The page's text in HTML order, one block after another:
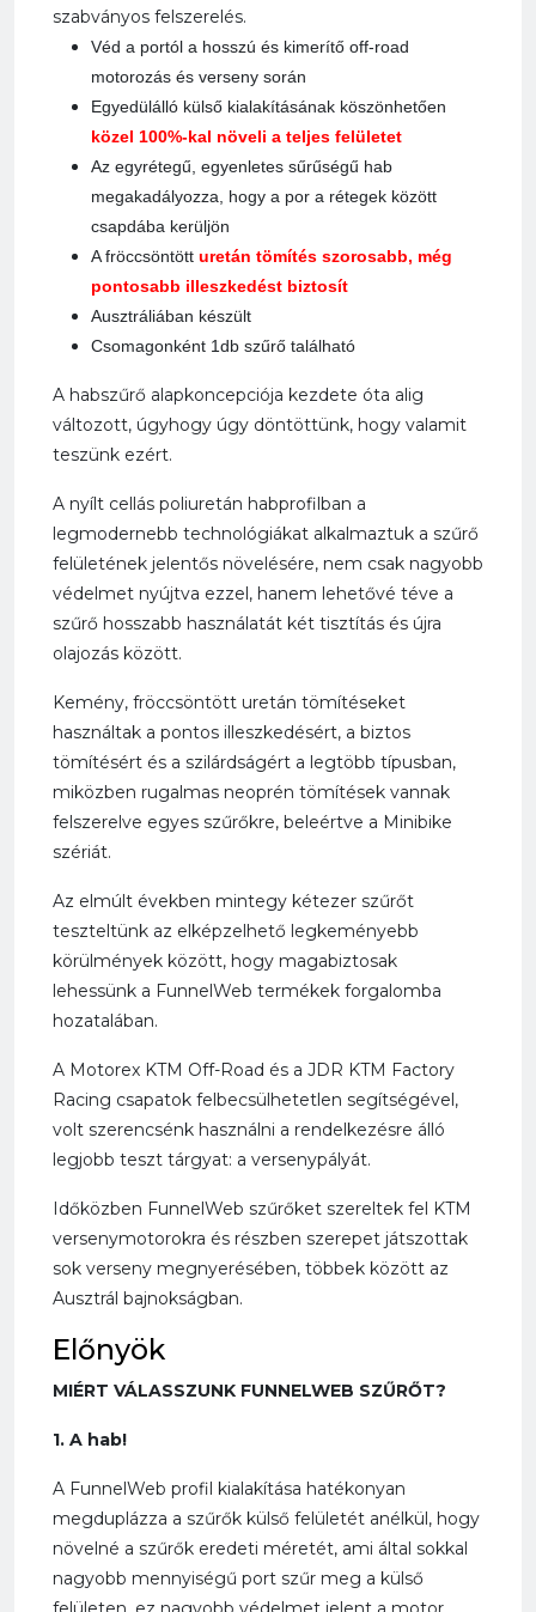
szabványos felszerelés.
Véd a portól a hosszú és kimerítő off-road
motorozás és verseny során
Egyedülálló külső kialakításának köszönhetően
közel 100%-kal növeli a teljes felületet
Az egyrétegű, egyenletes sűrűségű hab
megakadályozza, hogy a por a rétegek között
csapdába kerüljön
A fröccsöntött uretán tömítés szorosabb, még
pontosabb illeszkedést biztosít
Ausztráliában készült
Csomagonként 1db szűrő található
A habszűrő alapkoncepciója kezdete óta alig
változott, úgyhogy úgy döntöttünk, hogy valamit
teszünk ezért.
A nyílt cellás poliuretán habprofilban a
legmodernebb technológiákat alkalmaztuk a szűrő
felületének jelentős növelésére, nem csak nagyobb
védelmet nyújtva ezzel, hanem lehetővé téve a
szűrő hosszabb használatát két tisztítás és újra
olajozás között.
Kemény, fröccsöntött uretán tömítéseket
használtak a pontos illeszkedésért, a biztos
tömítésért és a szilárdságért a legtöbb típusban,
miközben rugalmas neoprén tömítések vannak
felszerelve egyes szűrőkre, beleértve a Minibike
szériát.
Az elmúlt években mintegy kétezer szűrőt
teszteltünk az elképzelhető legkeményebb
körülmények között, hogy magabiztosak
lehessünk a FunnelWeb termékek forgalomba
hozatalában.
A Motorex KTM Off-Road és a JDR KTM Factory
Racing csapatok felbecsülhetetlen segítségével,
volt szerencsénk használni a rendelkezésre álló
legjobb teszt tárgyat: a versenypályát.
Időközben FunnelWeb szűrőket szereltek fel KTM
versenymotorokra és részben szerepet játszottak
sok verseny megnyerésében, többek között az
Ausztrál bajnokságban.
Előnyök
MIÉRT VÁLASSZUNK FUNNELWEB SZŰRŐT?
1. A hab!
A FunnelWeb profil kialakítása hatékonyan
megduplázza a szűrők külső felületét anélkül, hogy
növelné a szűrők eredeti méretét, ami által sokkal
nagyobb mennyiségű port szűr meg a külső